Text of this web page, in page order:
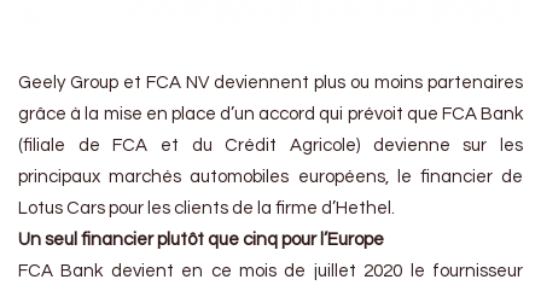
Geely Group et FCA NV deviennent plus ou moins partenaires
grâce à la mise en place d’un accord qui prévoit que FCA Bank
(filiale de FCA et du Crédit Agricole) devienne sur les
principaux marchés automobiles européens, le financier de
Lotus Cars pour les clients de la firme d’Hethel.
Un seul financier plutôt que cinq pour l’Europe
FCA Bank devient en ce mois de juillet 2020 le fournisseur